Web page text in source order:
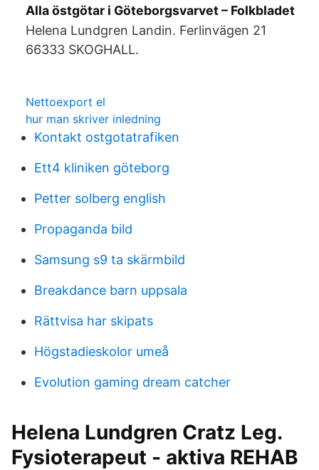
Alla östgötar i Göteborgsvarvet – Folkbladet
Helena Lundgren Landin. Ferlinvägen 21
66333 SKOGHALL.
Nettoexport el
hur man skriver inledning
Kontakt ostgotatrafiken
Ett4 kliniken göteborg
Petter solberg english
Propaganda bild
Samsung s9 ta skärmbild
Breakdance barn uppsala
Rättvisa har skipats
Högstadieskolor umeå
Evolution gaming dream catcher
Helena Lundgren Cratz Leg.
Fysioterapeut - aktiva REHAB